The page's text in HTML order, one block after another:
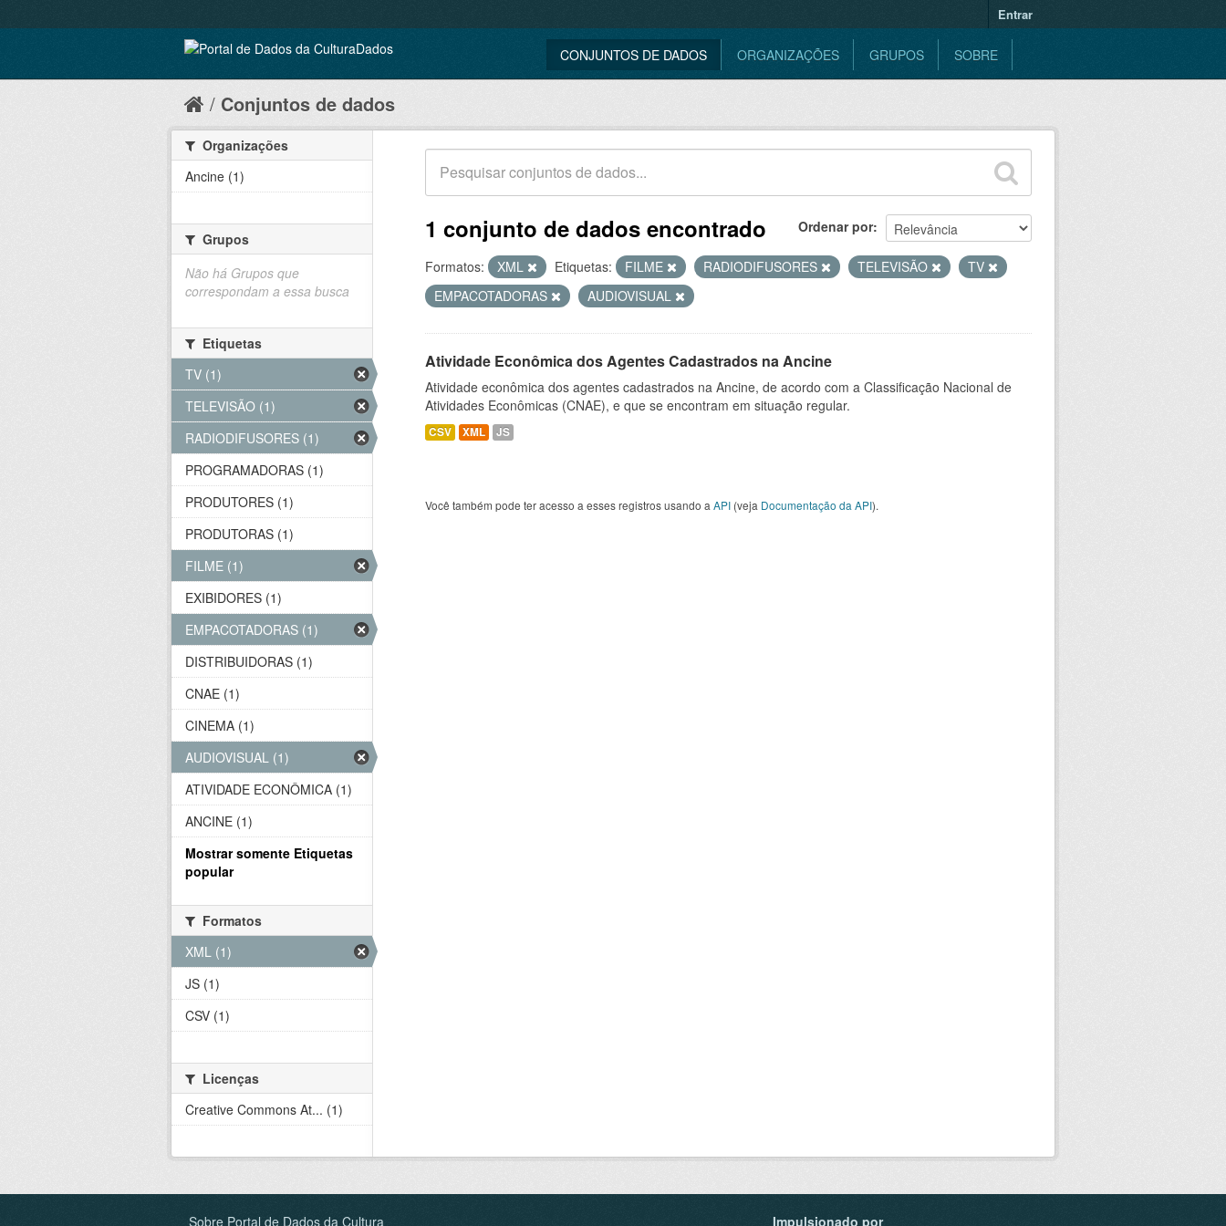
Entrar
CONJUNTOS DE DADOS ORGANIZAÇÕES GRUPOS SOBRE
Conjuntos de dados
Ordenar por
1 conjunto de dados encontrado
Formatos: XML Etiquetas: FILME RADIODIFUSORES TELEVISÃO
TV
EMPACOTADORAS
AUDIOVISUAL
Atividade Econômica dos Agentes Cadastrados na Ancine
Atividade econômica dos agentes cadastrados na Ancine, de acordo com a Classificação Nacional de
Atividades Econômicas (CNAE), e que se encontram em situação regular.
CSV XML JS
Você também pode ter acesso a esses registros usando a API (veja Documentação da API).
Organizações
Ancine (1)
Grupos
Não há Grupos que
correspondam a essa busca
Etiquetas
TV (1)
TELEVISÃO (1)
RADIODIFUSORES (1)
PROGRAMADORAS (1)
PRODUTORES (1)
PRODUTORAS (1)
FILME (1)
EXIBIDORES (1)
EMPACOTADORAS (1)
DISTRIBUIDORAS (1)
CNAE (1)
CINEMA (1)
AUDIOVISUAL (1)
ATIVIDADE ECONÔMICA (1)
ANCINE (1)
Mostrar somente Etiquetas
popular
Formatos
XML (1)
JS (1)
CSV (1)
Licenças
Creative Commons At... (1)
Sobre Portal de Dados da Cultura Impulsionado por